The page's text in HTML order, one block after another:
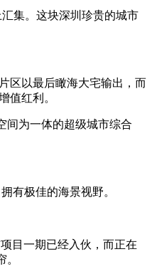
集。这块深圳珍贵的城市
区以最后瞰海大宅输出，而
值红利。
为一体的超级城市综合
有极佳的海景视野。
目一期已经入伙，而正在